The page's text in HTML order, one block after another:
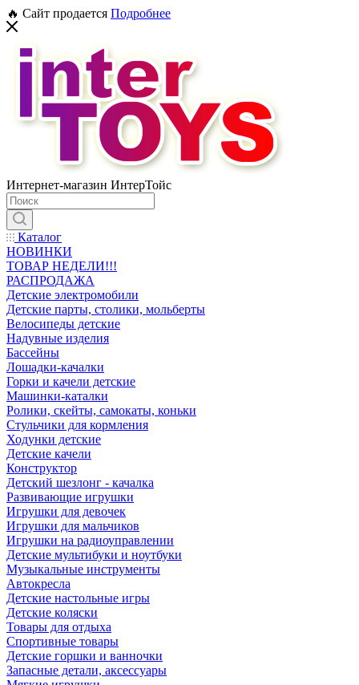
🔥 Сайт продается Подробнее
Интернет-магазин ИнтерТойс
Каталог
НОВИНКИ
ТОВАР НЕДЕЛИ!!!
РАСПРОДАЖА
Детские электромобили
Детские парты, столики, мольберты
Велосипеды детские
Надувные изделия
Бассейны
Лошадки-качалки
Горки и качели детские
Машинки-каталки
Ролики, скейты, самокаты, коньки
Стульчики для кормления
Ходунки детские
Детские качели
Конструктор
Детский шезлонг - качалка
Развивающие игрушки
Игрушки для девочек
Игрушки для мальчиков
Игрушки на радиоуправлении
Детские мультибуки и ноутбуки
Музыкальные инструменты
Автокресла
Детские настольные игры
Детские коляски
Товары для отдыха
Спортивные товары
Детские горшки и ванночки
Запасные детали, аксессуары